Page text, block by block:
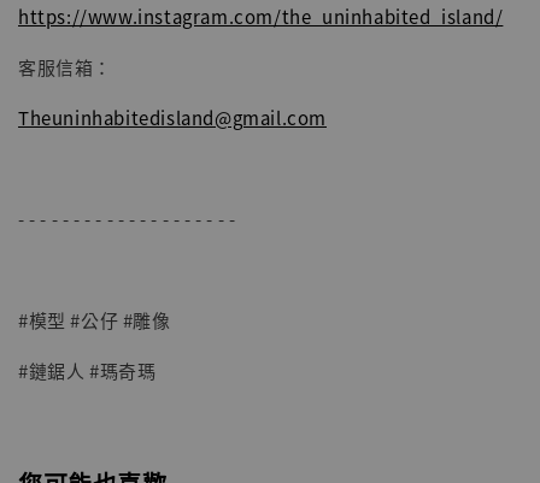
https://www.instagram.com/the_uninhabited_island/
客服信箱：
Theuninhabitedisland@gmail.com
- - - - - - - - - - - - - - - - - - - -
#模型 #公仔 #雕像
#鏈鋸人 #瑪奇瑪